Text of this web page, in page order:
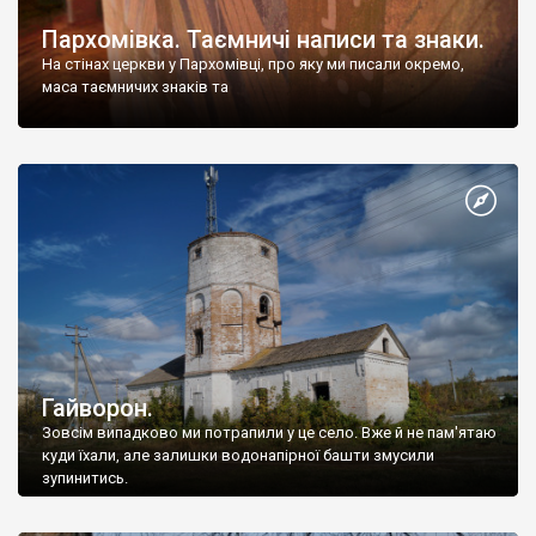
Пархомівка. Таємничі написи та знаки.
На стінах церкви у Пархомівці, про яку ми писали окремо,
маса таємничих знаків та
Гайворон.
Зовсім випадково ми потрапили у це село. Вже й не пам'ятаю
куди їхали, але залишки водонапірної башти змусили
зупинитись.